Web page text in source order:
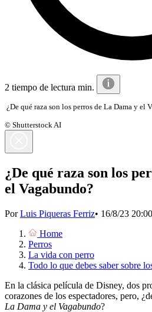
2 tiempo de lectura min.
¿De qué raza son los perros de La Dama y el
© Shutterstock AI
¿De qué raza son los
el Vagabundo?
PorLuis Piqueras Ferriz• 16/8/23 20:00
Home
Perros
La vida con perro
Todo lo que debes saber sobre
En la clásica película de Disney, dos
corazones de los espectadores, pero,
La Dama y el Vagabundo?